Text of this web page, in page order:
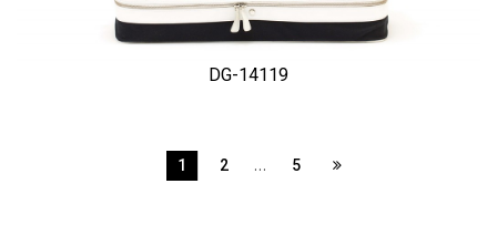
DG-14119
1 2 … 5